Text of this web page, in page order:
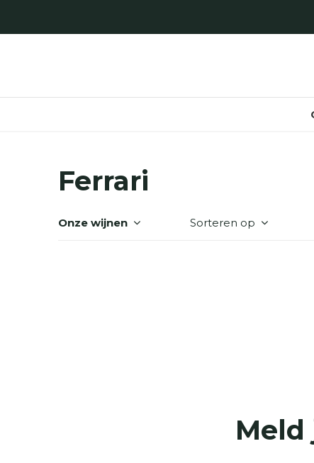
Ferrari
Onze wijnen Sorteren op
Meld